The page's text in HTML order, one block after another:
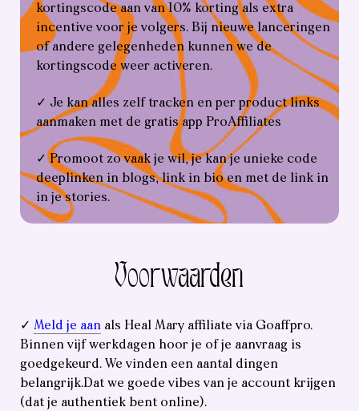
kortingscode aan van 10% korting als extra
incentive voor je volgers. Bij nieuwe lanceringen
of andere gelegenheden kunnen we de
kortingscode weer activeren.
✓ Je kan alles zelf tracken en per product links
aanmaken met de gratis app ProAffiliates
✓ Promoot zo vaak je wil, je kan je unieke code
deeplinken in blogs, link in bio en met de link in
in je stories.
Voorwaarden
✓ Meld je aanals Heal Mary affiliate via Goaffpro.
Binnen vijf werkdagen hoor je of je aanvraag is
goedgekeurd. We vinden een aantal dingen
belangrijk.Dat we goede vibes van je account krijgen
(dat je authentiek bent online).